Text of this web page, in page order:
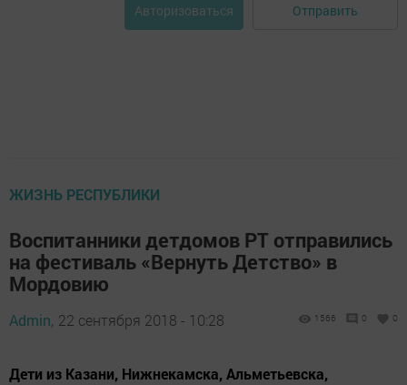
Авторизоваться Отправить
ЖИЗНЬ РЕСПУБЛИКИ
Воспитанники детдомов РТ отправились
на фестиваль «Вернуть Детство» в
Мордовию
Admin, 22 сентября 2018 - 10:28 1566 0 0
Дети из Казани, Нижнекамска, Альметьевска,